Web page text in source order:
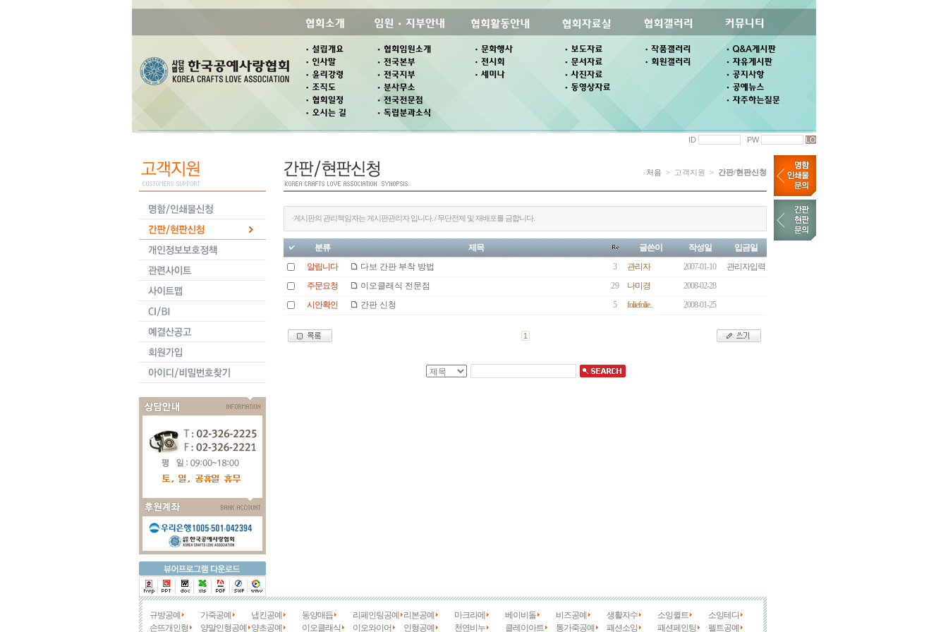
ID PW
처음 > 고객지원 > 간판/현판신청
·게시판의 관리책임자는 게시판관리자 입니다. / 무단전제 및 재배포를 금합니다.
분류 제목 글쓴이 작성일
입금일
알립니다
다보 간판 부착 방법 3 관리자 2007-01-10
관리자입력
주문요청
이오클래식 전문점 29 나미경
2008-02-28
시안확인
간판 신청 5 foliefolie.. 2008-01-25
1
규방공예 가죽공예 냅킨공예 동양매듭 리페인팅공예 리본공예 마크라메 베이비돌 비즈공예 생활자수 소잉퀼트
소잉테디
손뜨개인형
양말인형공예 양초공예 이오클래식 이오와이어 인형공예 천연비누 클레이아트 통가죽공예 패션소잉 패션페인팅 펠트공예